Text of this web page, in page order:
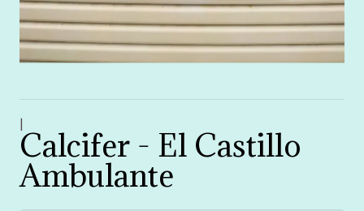
Calcifer - El Castillo
Ambulante